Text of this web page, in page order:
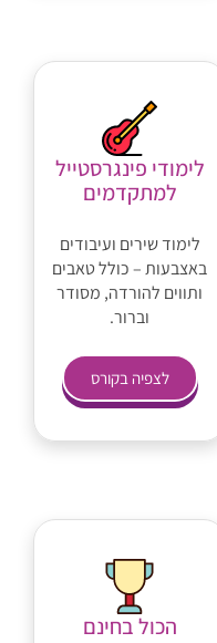
לימודי פינגרסטייל
למתקדמים
לימוד שירים ועיבודים
באצבעות – כולל טאבים
ותווים להורדה, מסודר
וברור.
לצפיה בקורס
הכול בחינם